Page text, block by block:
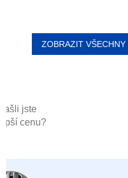
jste
cenu?
ZOBRAZIT